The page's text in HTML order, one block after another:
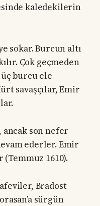
kaledekilerin
sokar. Burcun altı
Çok geçmeden
burcu ele
savaşçılar, Emir
son nefer
ederler. Emir
(Temmuz 1610).
Bradost
sürgün